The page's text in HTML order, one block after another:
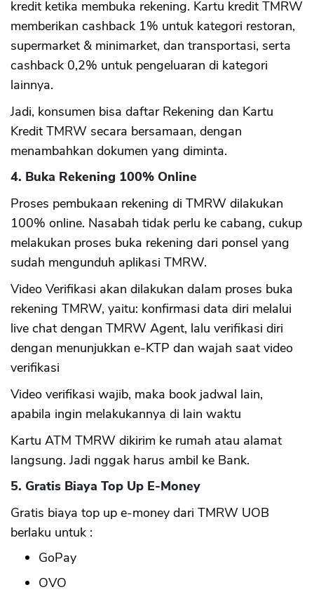
kredit ketika membuka rekening. Kartu kredit TMRW
memberikan cashback 1% untuk kategori restoran,
supermarket & minimarket, dan transportasi, serta
cashback 0,2% untuk pengeluaran di kategori
lainnya.
Jadi, konsumen bisa daftar Rekening dan Kartu
Kredit TMRW secara bersamaan, dengan
menambahkan dokumen yang diminta.
4. Buka Rekening 100% Online
Proses pembukaan rekening di TMRW dilakukan
100% online. Nasabah tidak perlu ke cabang, cukup
melakukan proses buka rekening dari ponsel yang
sudah mengunduh aplikasi TMRW.
Video Verifikasi akan dilakukan dalam proses buka
rekening TMRW, yaitu: konfirmasi data diri melalui
live chat dengan TMRW Agent, lalu verifikasi diri
dengan menunjukkan e-KTP dan wajah saat video
verifikasi
Video verifikasi wajib, maka book jadwal lain,
apabila ingin melakukannya di lain waktu
Kartu ATM TMRW dikirim ke rumah atau alamat
langsung. Jadi nggak harus ambil ke Bank.
5. Gratis Biaya Top Up E-Money
Gratis biaya top up e-money dari TMRW UOB
berlaku untuk :
GoPay
OVO